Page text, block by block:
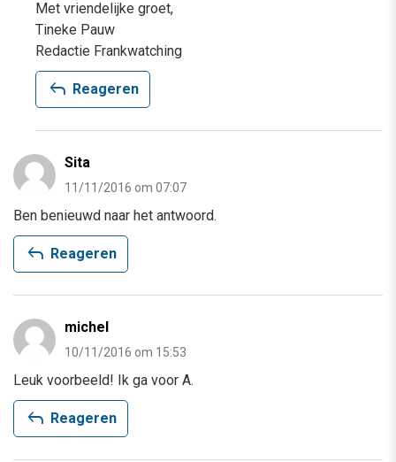
Met vriendelijke groet,
Tineke Pauw
Redactie Frankwatching
reply Reageren
Sita
11/11/2016 om 07:07
Ben benieuwd naar het antwoord.
reply Reageren
michel
10/11/2016 om 15:53
Leuk voorbeeld! Ik ga voor A.
reply Reageren